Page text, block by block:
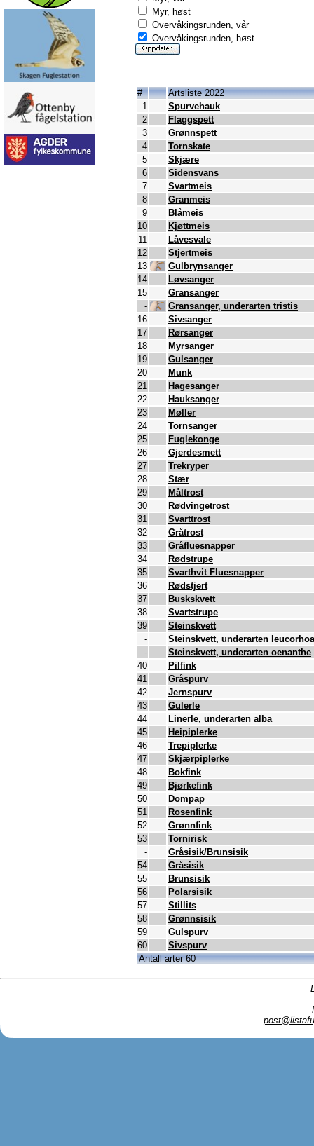
Myr, høst
Overvåkingsrunden, vår
Overvåkingsrunden, høst
#
Artsliste 2022
1
Spurvehauk
2
Flaggspett
3
Grønnspett
4
Tornskate
5
Skjære
6
Sidensvans
7
Svartmeis
8
Granmeis
9
Blåmeis
10
Kjøttmeis
11
Låvesvale
12
Stjertmeis
13
Gulbrynsanger
14
Løvsanger
15
Gransanger
-
Gransanger, underarten tristis
16
Sivsanger
17
Rørsanger
18
Myrsanger
19
Gulsanger
20
Munk
21
Hagesanger
22
Hauksanger
23
Møller
24
Tornsanger
25
Fuglekonge
26
Gjerdesmett
27
Trekryper
28
Stær
29
Måltrost
30
Rødvingetrost
31
Svarttrost
32
Gråtrost
33
Gråfluesnapper
34
Rødstrupe
35
Svarthvit Fluesnapper
36
Rødstjert
37
Buskskvett
38
Svartstrupe
39
Steinskvett
-
Steinskvett, underarten leucorhoa
-
Steinskvett, underarten oenanthe
40
Pilfink
41
Gråspurv
42
Jernspurv
43
Gulerle
44
Linerle, underarten alba
45
Heipiplerke
46
Trepiplerke
47
Skjærpiplerke
48
Bokfink
49
Bjørkefink
50
Dompap
51
Rosenfink
52
Grønnfink
53
Tornirisk
-
Gråsisik/Brunsisik
54
Gråsisik
55
Brunsisik
56
Polarsisik
57
Stillits
58
Grønnsisik
59
Gulspurv
60
Sivspurv
Antall arter 60